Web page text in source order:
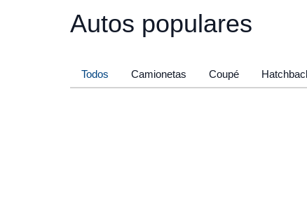
Autos populares
Todos Camionetas Coupé